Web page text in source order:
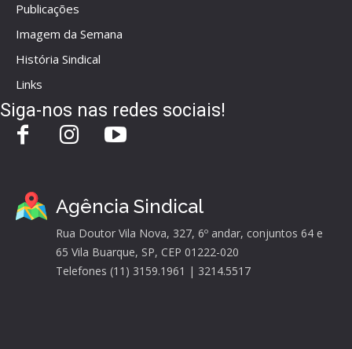
Publicações
Imagem da Semana
História Sindical
Links
Siga-nos nas redes sociais!
Agência Sindical
Rua Doutor Vila Nova, 327, 6º andar, conjuntos 64 e
65 Vila Buarque, SP, CEP 01222-020
Telefones (11) 3159.1961 | 3214.5517